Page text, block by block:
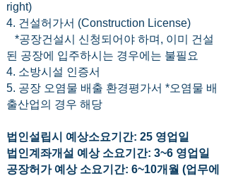
right)
4. 건설허가서 (Construction License)
*공장건설시 신청되어야 하며, 이미 건설
된 공장에 입주하시는 경우에는 불필요
4. 소방시설 인증서
5. 공장 오염물 배출 환경평가서 *오염물 배
출산업의 경우 해당
법인설립시 예상소요기간: 25 영업일
법인계좌개설 예상 소요기간: 3~6 영업일
공장허가 예상 소요기간: 6~10개월 (업무에